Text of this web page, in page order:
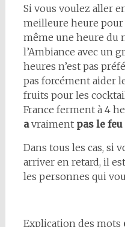
Si vous voulez aller
meilleure heure
même une heure du
l’Ambiance avec un
heures n’est pas
pas forcément aider
fruits pour les
France ferment à 4
avraimentpas le feu
Dans tous les cas, si
arriver en retard, il
les personnes qui
Explication des mots